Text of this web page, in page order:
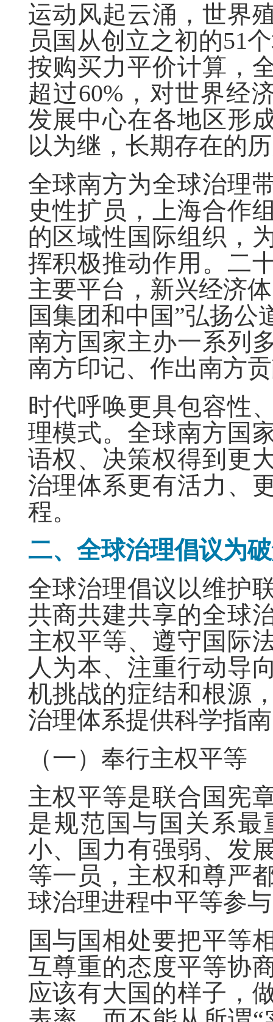
运动风起云涌，世界
员国从创立之初的51
按购买力平价计算，
超过60%，对世界经
发展中心在各地区形
以为继，长期存在的
全球南方为全球治理
史性扩员，上海合作
的区域性国际组织，
挥积极推动作用。二
主要平台，新兴经济
国集团和中国”弘扬
南方国家主办一系列
南方印记、作出南方
时代呼唤更具包容性
理模式。全球南方国
语权、决策权得到更
治理体系更有活力、
程。
二、全球治理倡议为
全球治理倡议以维护
共商共建共享的全球
主权平等、遵守国际
人为本、注重行动导
机挑战的症结和根源
治理体系提供科学指
（一）奉行主权平等
主权平等是联合国宪
是规范国与国关系
小、国力有强弱、发
等一员，主权和尊严
球治理进程中平等参
国与国相处要把平等
互尊重的态度平等协
应该有大国的样子，